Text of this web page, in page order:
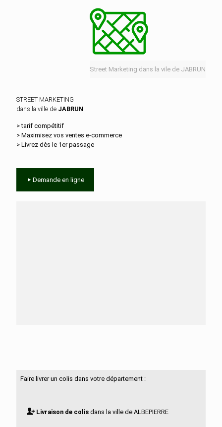
Street Marketing dans la vile de JABRUN
STREET MARKETING
dans la ville de JABRUN
> tarif compétitif
> Maximisez vos ventes e‑commerce
> Livrez dès le 1er passage
Demande en ligne
Faire livrer un colis dans votre département :
Livraison de colisdans la ville de ALBEPIERRE